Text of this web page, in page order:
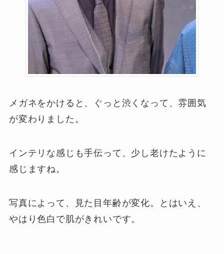
メガネをかけると、ぐっと渋くなって、雰囲気
が変わりました。
インテリな感じも手伝って、少し老けたように
感じますね。
写真によって、見た目年齢が変化。とはいえ、
やはり色白で肌がきれいです。